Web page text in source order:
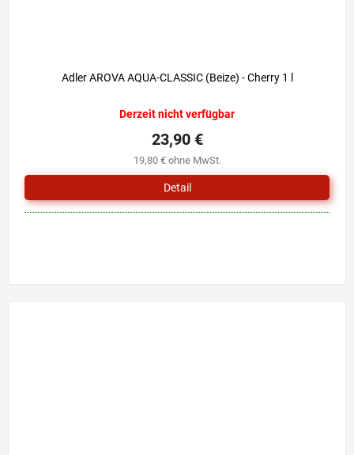
Adler AROVA AQUA-CLASSIC (Beize) - Cherry 1 l
Derzeit nicht verfügbar
19,80 € ohne MwSt.
23,90 €
Detail